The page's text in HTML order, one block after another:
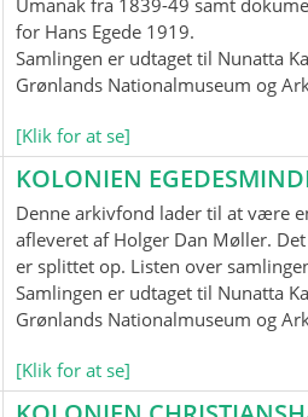
Umanak fra 1839-49 samt
for Hans Egede 1919.
Samlingen er udtaget til Nunatta
Grønlands Nationalmuseum og
[Klik for at se]
KOLONIEN
Denne arkivfond lader til at være
afleveret af Holger Dan Møller.
er splittet op. Listen over
Samlingen er udtaget til Nunatta
Grønlands Nationalmuseum og
[Klik for at se]